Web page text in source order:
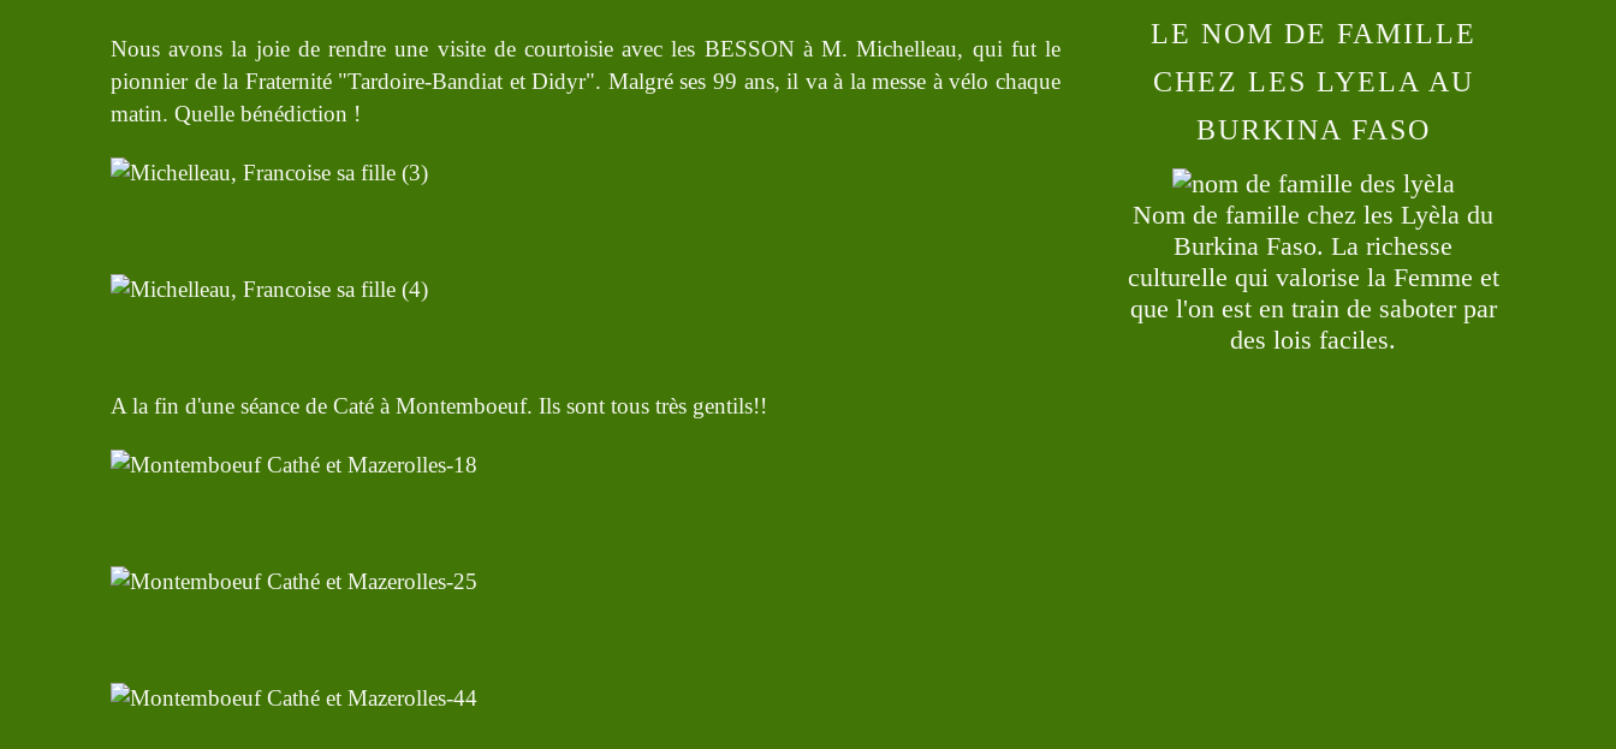
Nous avons la joie de rendre une visite de courtoisie avec les BESSON à M. Michelleau, qui fut le
pionnier de la Fraternité "Tardoire-Bandiat et Didyr". Malgré ses 99 ans, il va à la messe à vélo chaque
matin. Quelle bénédiction !
A la fin d'une séance de Caté à Montemboeuf. Ils sont tous très gentils!!
LE NOM DE FAMILLE
CHEZ LES LYELA AU
BURKINA FASO
Nom de famille chez les Lyèla du
Burkina Faso. La richesse
culturelle qui valorise la Femme et
que l'on est en train de saboter par
des lois faciles.